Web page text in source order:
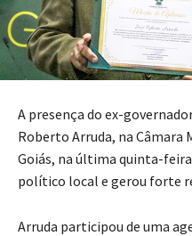
A presença do ex-
Roberto Arruda, na Câmara
Goiás, na última quinta-
político local e gerou forte
Arruda participou de uma